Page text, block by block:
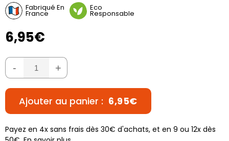
Fabriqué En
France
Eco
Responsable
6,95€
- +
Ajouter au panier : 6,95€
Payez en 4x sans frais dès 30€ d'achats, et en 9 ou 12x dès